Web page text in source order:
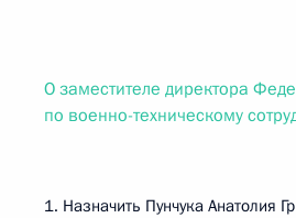
О заместителе директора
по военно-техническому
1. Назначить Пунчука Анатолия